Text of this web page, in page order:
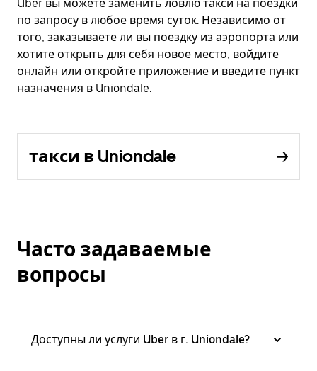
Uber вы можете заменить ловлю такси на поездки
по запросу в любое время суток. Независимо от
того, заказываете ли вы поездку из аэропорта или
хотите открыть для себя новое место, войдите
онлайн или откройте приложение и введите пункт
назначения в Uniondale.
такси в Uniondale
Часто задаваемые
вопросы
Доступны ли услуги Uber в г. Uniondale?